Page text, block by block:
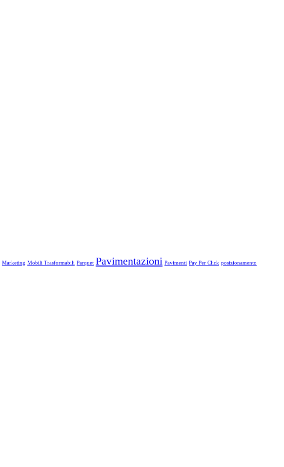
Marketing Mobili Trasformabili Parquet Pavimentazioni Pavimenti Pay Per Click posizionamento